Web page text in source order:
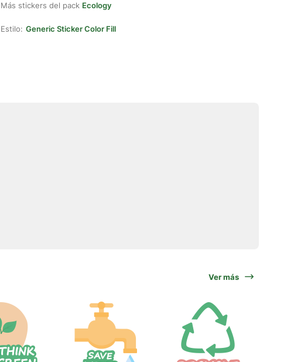
Más stickers del pack Ecology
Estilo: Generic Sticker Color Fill
Ver más